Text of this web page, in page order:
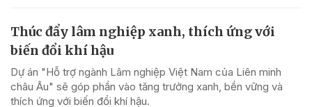
Thúc đẩy lâm nghiệp xanh, thích ứng với
biến đổi khí hậu
Dự án "Hỗ trợ ngành Lâm nghiệp Việt Nam của Liên minh
châu Âu" sẽ góp phần vào tăng trưởng xanh, bền vững và
thích ứng với biến đổi khí hậu.